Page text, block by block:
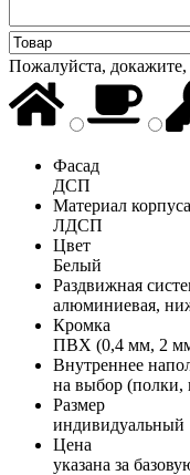
Пожалуйста,
Фасад
ДСП
Материал корпуса
ЛДСП
Цвет
Белый
Раздвижная
алюминиевая,
Кромка
ПВХ (0,4 мм, 2
Внутреннее
на выбор (полки,
Размер
индивидуальный
Цена
указана за